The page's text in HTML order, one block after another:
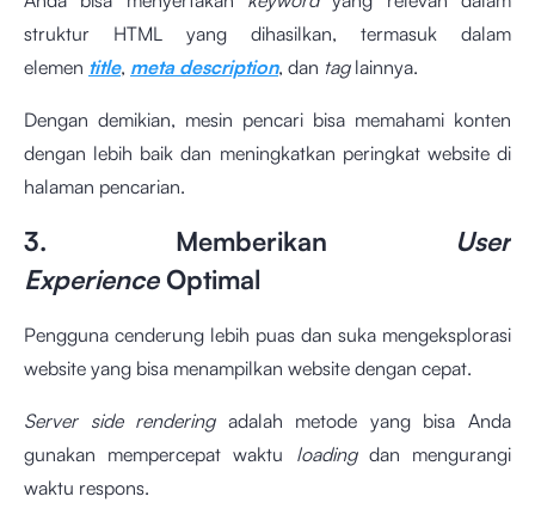
struktur HTML yang dihasilkan, termasuk dalam
elemen title, meta description, dan taglainnya.
Dengan demikian, mesin pencari bisa memahami konten
dengan lebih baik dan meningkatkan peringkat website di
halaman pencarian.
3. Memberikan
User
ExperienceOptimal
Pengguna cenderung lebih puas dan suka mengeksplorasi
website yang bisa menampilkan website dengan cepat.
Server side renderingadalah metode yang bisa Anda
gunakan mempercepat waktu loading dan mengurangi
waktu respons.